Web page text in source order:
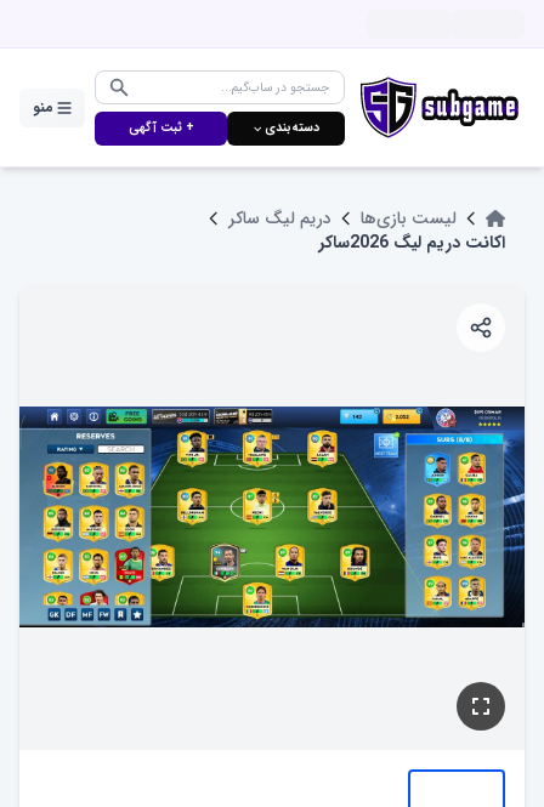
دسته‌بندی ⌵ + ثبت آگهی
منو
لیست بازی‌ها
دریم لیگ ساکر
اکانت دریم لیگ 2026ساکر